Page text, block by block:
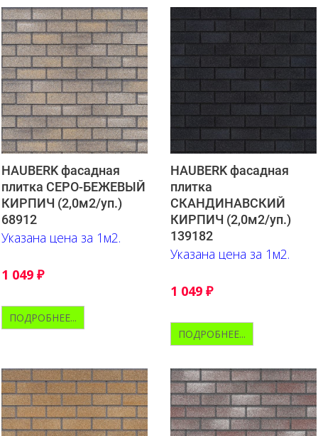
HAUBERK фасадная
плитка СЕРО-БЕЖЕВЫЙ
КИРПИЧ (2,0м2/уп.)
68912
Указана цена за 1м2.
1 049 ₽
ПОДРОБНЕЕ...
HAUBERK фасадная
плитка
СКАНДИНАВСКИЙ
КИРПИЧ (2,0м2/уп.)
139182
Указана цена за 1м2.
1 049 ₽
ПОДРОБНЕЕ...